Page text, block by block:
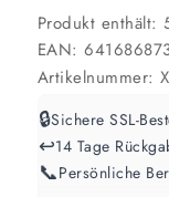
Produkt enthält:
EAN:
Artikelnummer:
🔒Sichere SSL-
↩️14 Tage
📞Persönliche